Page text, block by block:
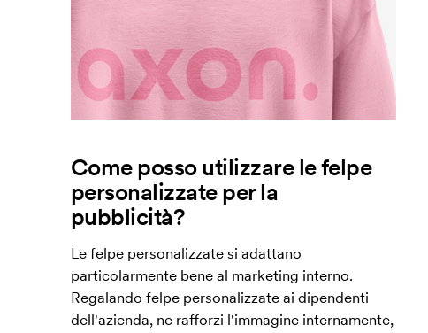
Come posso utilizzare le felpe
personalizzate per la
pubblicità?
Le felpe personalizzate si adattano
particolarmente bene al marketing interno.
Regalando felpe personalizzate ai dipendenti
dell'azienda, ne rafforzi l'immagine internamente,